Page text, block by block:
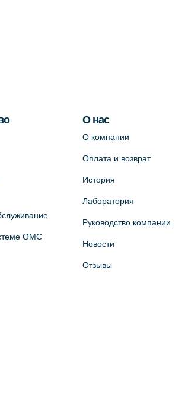
ОМС
О нас
О компании
Оплата и возврат
История
Лаборатория
Руководство компании
Новости
Отзывы